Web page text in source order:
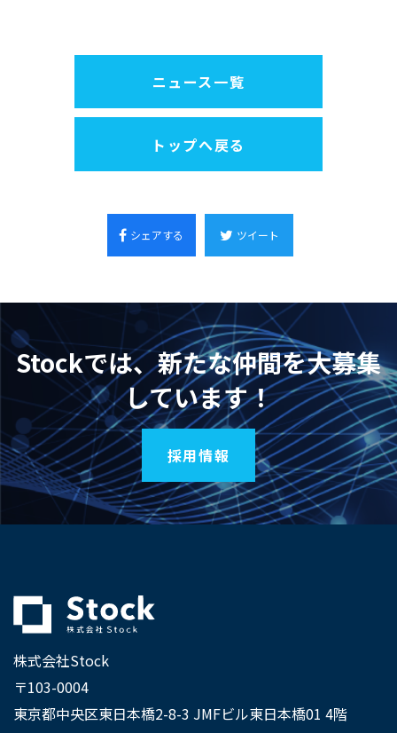
ニュース一覧
トップへ戻る
シェアする ツイート
Stockでは、新たな仲間を大募集
しています！
採用情報
株式会社Stock
〒103-0004
東京都中央区東日本橋2-8-3 JMFビル東日本橋01 4階